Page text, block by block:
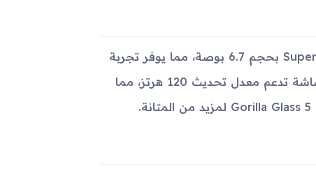
تحتوي شاشة Samsung Galaxy M54 على لوحة Super AMOLED Plus بحجم 6.7 بوصة، مما يوفر تجربة
عرض مميزة مع دقة 1080 × 2400 بكسل ونسبة أبعاد 20:9. الشاشة تدعم معدل تحديث 120 هرتز، مما